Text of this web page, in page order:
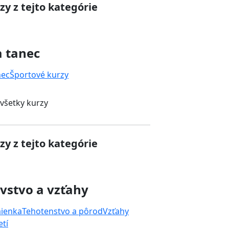
z tejto kategórie
tanec
Športové kurzy
kurzy
z tejto kategórie
a vzťahy
Tehotenstvo a pôrodVzťahy